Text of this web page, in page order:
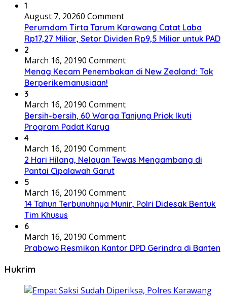
1
August 7, 20260 Comment
Perumdam Tirta Tarum Karawang Catat Laba
Rp17,27 Miliar, Setor Dividen Rp9,5 Miliar untuk PAD
2
March 16, 20190 Comment
Menag Kecam Penembakan di New Zealand: Tak
Berperikemanusiaan!
3
March 16, 20190 Comment
Bersih-bersih, 60 Warga Tanjung Priok Ikuti
Program Padat Karya
4
March 16, 20190 Comment
2 Hari Hilang, Nelayan Tewas Mengambang di
Pantai Cipalawah Garut
5
March 16, 20190 Comment
14 Tahun Terbunuhnya Munir, Polri Didesak Bentuk
Tim Khusus
6
March 16, 20190 Comment
Prabowo Resmikan Kantor DPD Gerindra di Banten
Hukrim